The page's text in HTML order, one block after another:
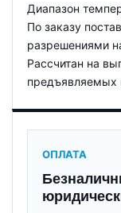
Диапазон
По заказу
разрешениями
Рассчитан на
предъявляемых
ОПЛАТА